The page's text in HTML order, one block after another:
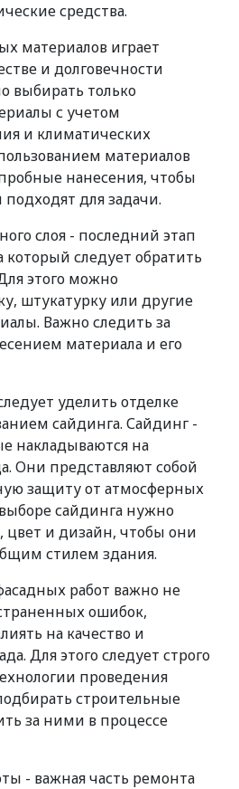
средства.
материалов играет
и долговечности
выбирать только
с учетом
и климатических
материалов
нанесения, чтобы
для задачи.
слоя - последний этап
который следует обратить
этого можно
штукатурку или другие
Важно следить за
материала и его
уделить отделке
сайдинга. Сайдинг -
накладываются на
Они представляют собой
защиту от атмосферных
сайдинга нужно
цвет и дизайн, чтобы они
стилем здания.
работ важно не
ошибок,
на качество и
Для этого следует строго
проведения
строительные
за ними в процессе
- важная часть ремонта